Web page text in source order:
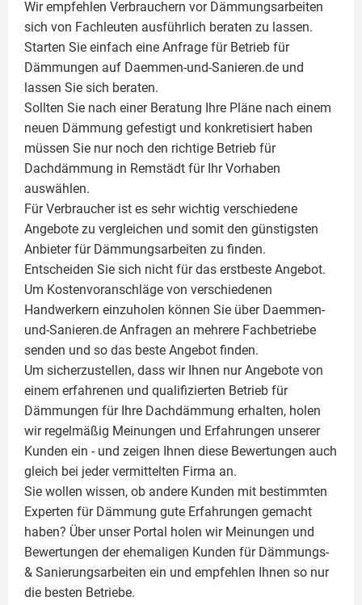
Wir empfehlen Verbrauchern vor Dämmungsarbeiten
sich von Fachleuten ausführlich beraten zu lassen.
Starten Sie einfach eine Anfrage für Betrieb für
Dämmungen auf Daemmen-und-Sanieren.de und
lassen Sie sich beraten.
Sollten Sie nach einer Beratung Ihre Pläne nach einem
neuen Dämmung gefestigt und konkretisiert haben
müssen Sie nur noch den richtige Betrieb für
Dachdämmung in Remstädt für Ihr Vorhaben
auswählen.
Für Verbraucher ist es sehr wichtig verschiedene
Angebote zu vergleichen und somit den günstigsten
Anbieter für Dämmungsarbeiten zu finden.
Entscheiden Sie sich nicht für das erstbeste Angebot.
Um Kostenvoranschläge von verschiedenen
Handwerkern einzuholen können Sie über Daemmen-
und-Sanieren.de Anfragen an mehrere Fachbetriebe
senden und so das beste Angebot finden.
Um sicherzustellen, dass wir Ihnen nur Angebote von
einem erfahrenen und qualifizierten Betrieb für
Dämmungen für Ihre Dachdämmung erhalten, holen
wir regelmäßig Meinungen und Erfahrungen unserer
Kunden ein - und zeigen Ihnen diese Bewertungen auch
gleich bei jeder vermittelten Firma an.
Sie wollen wissen, ob andere Kunden mit bestimmten
Experten für Dämmung gute Erfahrungen gemacht
haben? Über unser Portal holen wir Meinungen und
Bewertungen der ehemaligen Kunden für Dämmungs-
& Sanierungsarbeiten ein und empfehlen Ihnen so nur
die besten Betriebe.